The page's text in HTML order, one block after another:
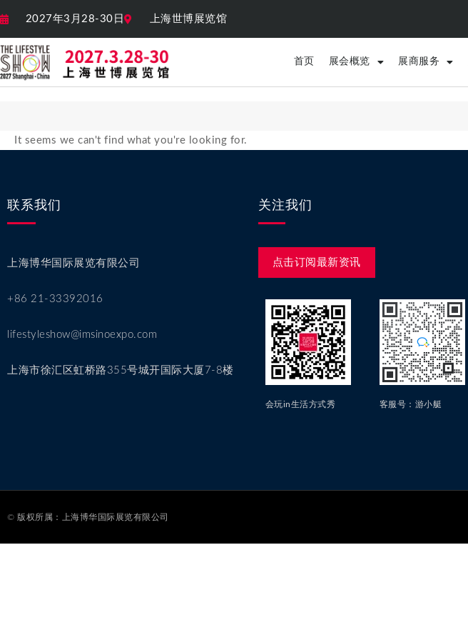
2027年3月28-30日 上海世博展览馆
首页 展会概览 展商服务
It seems we can't find what you're looking for.
联系我们
上海博华国际展览有限公司
+86 21-33392016
lifestyleshow@imsinoexpo.com
上海市徐汇区虹桥路355号城开国际大厦7-8楼
关注我们
点击订阅最新资讯
会玩in生活方式秀 客服号：游小艇
© 版权所属：上海博华国际展览有限公司